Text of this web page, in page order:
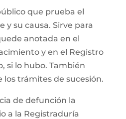
que prueba el
y su causa. Sirve para
anotada en el
y en el Registro
si lo hubo. También
los trámites de sucesión.
de defunción la
a la Registraduría